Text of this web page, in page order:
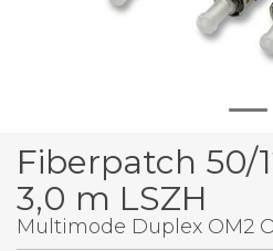
Fiberpatch 50/
3,0 m LSZH
Multimode Duplex OM2